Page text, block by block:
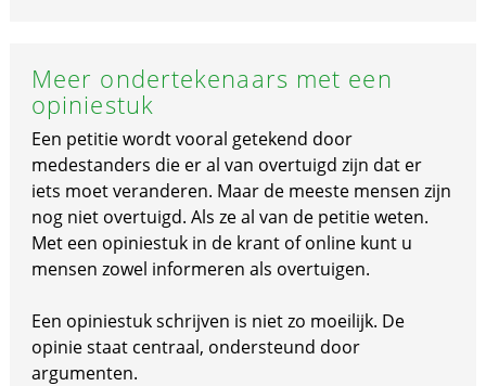
Meer ondertekenaars met een
opiniestuk
Een petitie wordt vooral getekend door
medestanders die er al van overtuigd zijn dat er
iets moet veranderen. Maar de meeste mensen zijn
nog niet overtuigd. Als ze al van de petitie weten.
Met een opiniestuk in de krant of online kunt u
mensen zowel informeren als overtuigen.
Een opiniestuk schrijven is niet zo moeilijk. De
opinie staat centraal, ondersteund door
argumenten.